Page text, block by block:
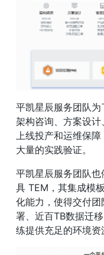
平凯星辰服务团队
架构咨询、方案设
上线投产和运维保
大量的实践验证。
平凯星辰服务团队
具 TEM，其集成模
化能力，使得交付
署、近百TB数据迁
练提供充足的环境资